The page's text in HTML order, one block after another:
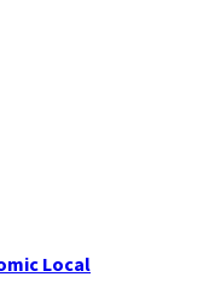
Local